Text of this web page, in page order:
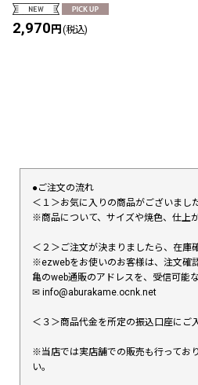
2,970円 (税込)
●ご注文の流れ
＜１＞お気に入りの商品がございまし
※商品について、サイズや焼色、仕上
＜２＞ご注文が決まりましたら、在庫
※ezwebをお使いのお客様は、注文確
亀のweb通販のアドレスを、受信可能
✉︎ info@aburakame.ocnk.net
＜３＞商品代金を所定の振込口座にご
※当店では実店舗での販売も行ってお
い。